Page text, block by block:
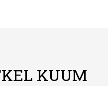
KUUM